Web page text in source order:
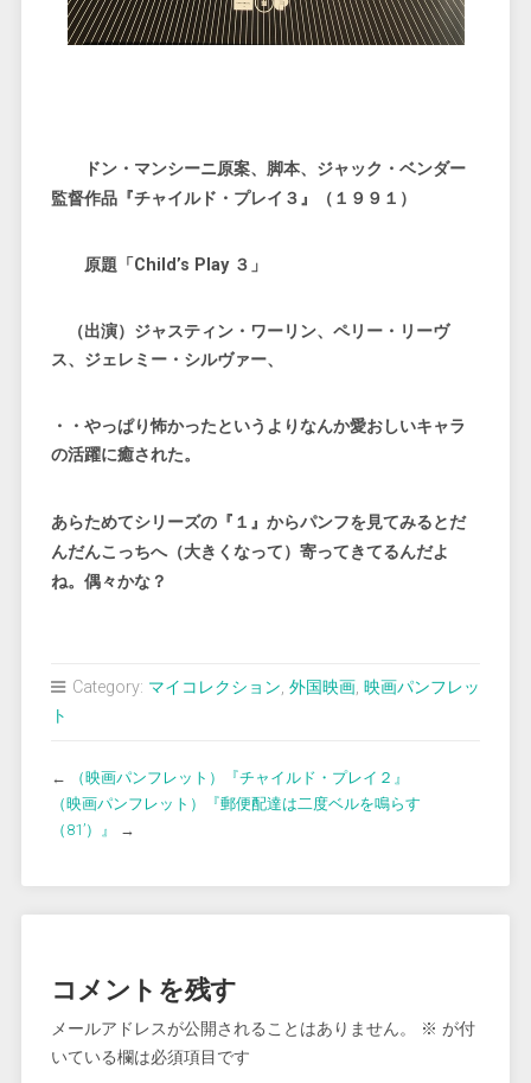
ドン・マンシーニ原案、脚本、ジャック・ベンダー
監督作品『チャイルド・プレイ３』（１９９１）
原題「Child’s Play ３」
（出演）ジャスティン・ワーリン、ペリー・リーヴ
ス、ジェレミー・シルヴァー、
・・やっぱり怖かったというよりなんか愛おしいキャラ
の活躍に癒された。
あらためてシリーズの『１』からパンフを見てみるとだ
んだんこっちへ（大きくなって）寄ってきてるんだよ
ね。偶々かな？
Category: マイコレクション, 外国映画, 映画パンフレッ
ト
←
（映画パンフレット）『チャイルド・プレイ２』
（映画パンフレット）『郵便配達は二度ベルを鳴らす
（81’）』
→
コメントを残す
メールアドレスが公開されることはありません。 ※ が付
いている欄は必須項目です